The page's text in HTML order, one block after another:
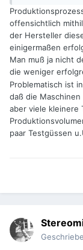
offensichtlich
der Hersteller
einigermaßen
Man muß ja nicht
die weniger
Problematisch ist
daß die
aber viele kleinere
paar Testgüssen